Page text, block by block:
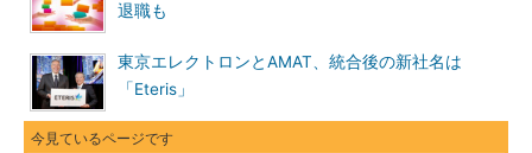
退職も
東京エレクトロンとAMAT、統合後の新社名は
「Eteris」